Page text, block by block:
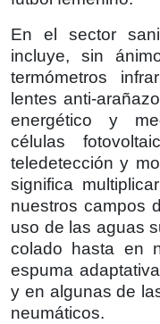
En el sector
incluye, sin
termómetros
lentes anti-
energético y
células
teledetección y
significa
nuestros campos
uso de las aguas
colado hasta en
espuma
y en algunas de
neumáticos.